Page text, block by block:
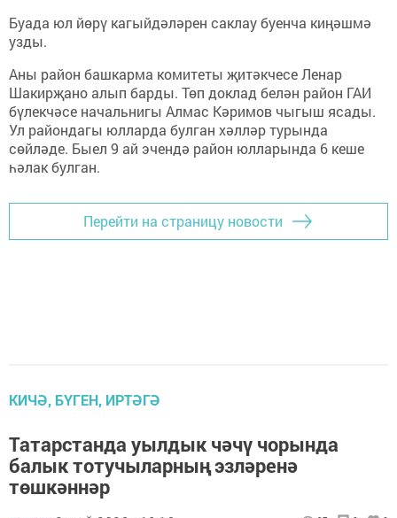
Буада юл йөрү кагыйдәләрен саклау буенча киңәшмә
узды.
Аны район башкарма комитеты җитәкчесе Ленар
Шакирҗано алып барды. Төп доклад белән район ГАИ
бүлекчәсе начальнигы Алмас Кәримов чыгыш ясады.
Ул райондагы юлларда булган хәлләр турында
сөйләде. Быел 9 ай эчендә район юлларында 6 кеше
һәлак булган.
Перейти на страницу новости
КИЧӘ, БҮГЕН, ИРТӘГӘ
Татарстанда уылдык чәчү чорында
балык тотучыларның эзләренә
төшкәннәр